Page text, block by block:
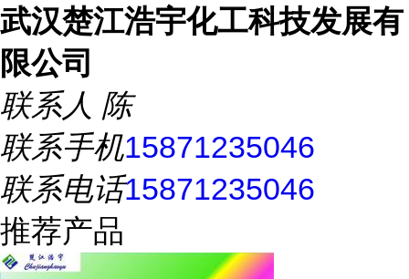
武汉楚江浩宇化工科技发展有
限公司
联系人 陈
联系手机15871235046
联系电话15871235046
推荐产品